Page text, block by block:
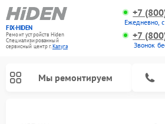
FIX-HIDEN
Ремонт устройств Hiden
Специализированный
cервисный центр г.Калуга
+7
Ежедневно,
+7
Звонок
Мы ремонтируем